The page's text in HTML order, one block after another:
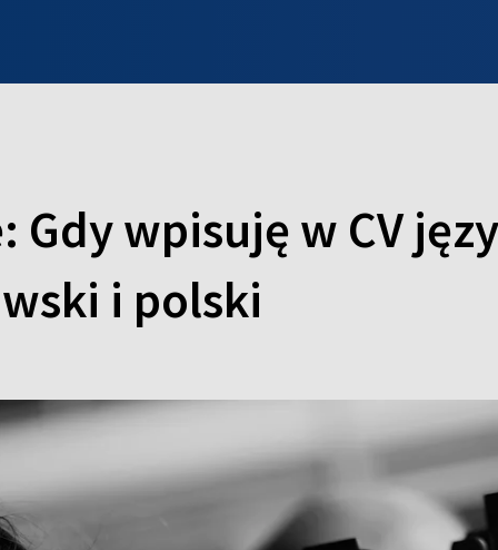
Gdy wpisuję w CV
i polski